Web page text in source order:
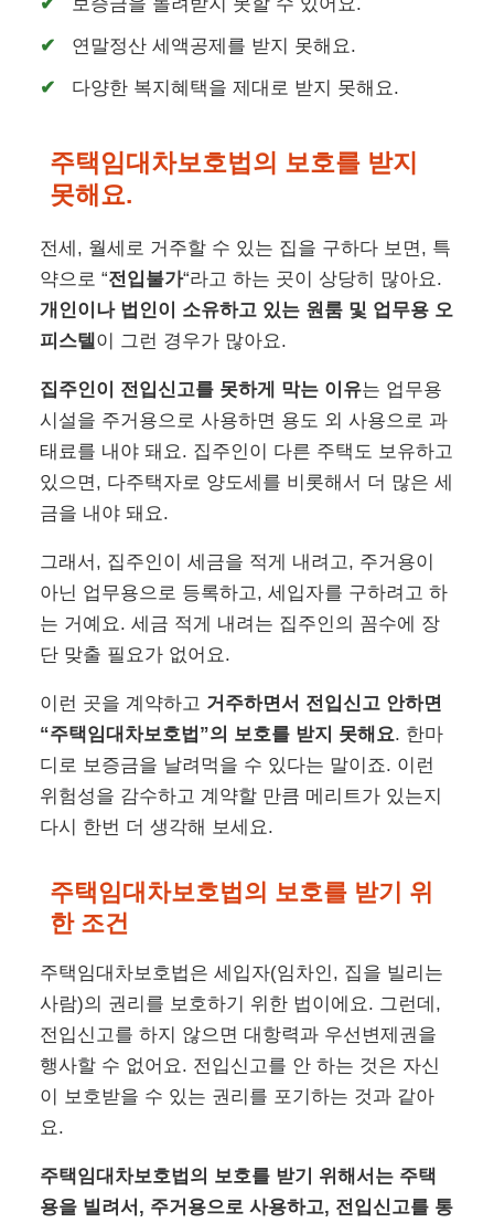
연말정산 세액공제를 받지 못해요.
다양한 복지혜택을 제대로 받지 못해요.
주택임대차보호법의 보호를 받지
못해요.
전세, 월세로 거주할 수 있는 집을 구하다 보면, 특
약으로 “전입불가“라고 하는 곳이 상당히 많아요.
개인이나 법인이 소유하고 있는 원룸 및 업무용 오
피스텔 이 그런 경우가 많아요.
집주인이 전입신고를 못하게 막는 이유는 업무용
시설을 주거용으로 사용하면 용도 외 사용으로 과
태료를 내야 돼요. 집주인이 다른 주택도 보유하고
있으면, 다주택자로 양도세를 비롯해서 더 많은 세
금을 내야 돼요.
그래서, 집주인이 세금을 적게 내려고, 주거용이
아닌 업무용으로 등록하고, 세입자를 구하려고 하
는 거예요. 세금 적게 내려는 집주인의 꼼수에 장
단 맞출 필요가 없어요.
이런 곳을 계약하고 거주하면서 전입신고 안하면
“주택임대차보호법”의 보호를 받지 못해요. 한마
디로 보증금을 날려먹을 수 있다는 말이죠. 이런
위험성을 감수하고 계약할 만큼 메리트가 있는지
다시 한번 더 생각해 보세요.
주택임대차보호법의 보호를 받기 위
한 조건
주택임대차보호법은 세입자(임차인, 집을 빌리는
사람)의 권리를 보호하기 위한 법이에요. 그런데,
전입신고를 하지 않으면 대항력과 우선변제권을
행사할 수 없어요. 전입신고를 안 하는 것은 자신
이 보호받을 수 있는 권리를 포기하는 것과 같아
요.
주택임대차보호법의 보호를 받기 위해서는 주택
용을 빌려서, 주거용으로 사용하고, 전입신고를 통